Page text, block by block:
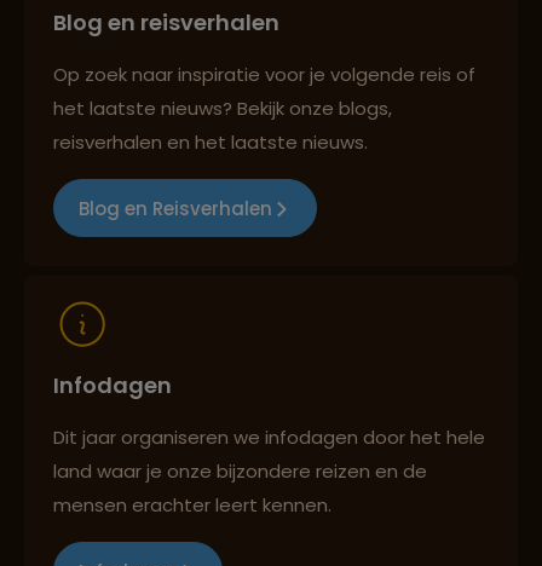
Best beoordeelde reisroutes
Reizen met oog voor mens, cultuur en milieu
Blog en reisverhalen
Op zoek naar inspiratie voor je volgende reis of
het laatste nieuws? Bekijk onze blogs,
reisverhalen en het laatste nieuws.
Blog en Reisverhalen
Infodagen
Dit jaar organiseren we infodagen door het hele
land waar je onze bijzondere reizen en de
mensen erachter leert kennen.